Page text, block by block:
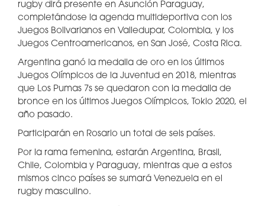
rugby dirá presente en Asunción Paraguay,
completándose la agenda multideportiva con los
Juegos Bolivarianos en Valledupar, Colombia, y los
Juegos Centroamericanos, en San José, Costa Rica.
Argentina ganó la medalla de oro en los últimos
Juegos Olímpicos de la Juventud en 2018, mientras
que Los Pumas 7s se quedaron con la medalla de
bronce en los últimos Juegos Olímpicos, Tokio 2020, el
año pasado.
Participarán en Rosario un total de seis países.
Por la rama femenina, estarán Argentina, Brasil,
Chile, Colombia y Paraguay, mientras que a estos
mismos cinco países se sumará Venezuela en el
rugby masculino.